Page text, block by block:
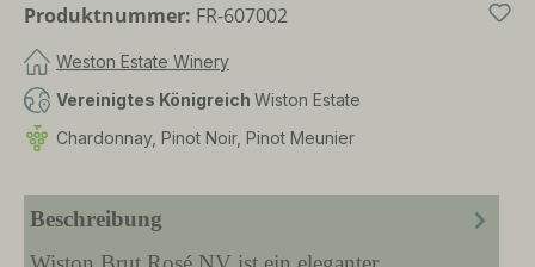
Produktnummer: FR-607002
Weston Estate Winery
Vereinigtes Königreich Wiston Estate
Chardonnay, Pinot Noir, Pinot Meunier
Beschreibung